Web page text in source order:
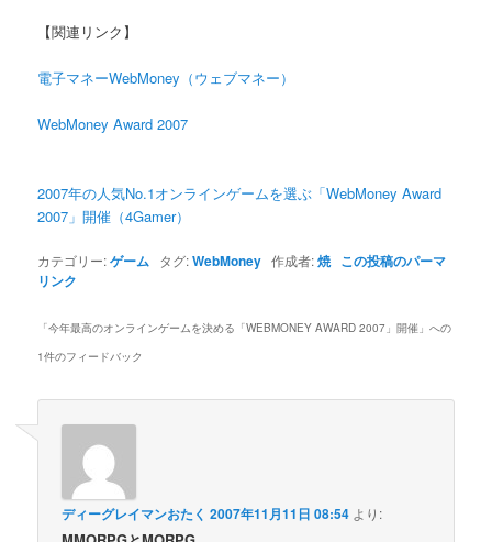
【関連リンク】
電子マネーWebMoney（ウェブマネー）
WebMoney Award 2007
2007年の人気No.1オンラインゲームを選ぶ「WebMoney Award
2007」開催（4Gamer）
カテゴリー:ゲーム タグ:WebMoney 作成者:焼 この投稿のパーマ
リンク
「今年最高のオンラインゲームを決める「WEBMONEY AWARD 2007」開催 」への
1件のフィードバック
ディーグレイマンおたく 2007年11月11日 08:54 より: